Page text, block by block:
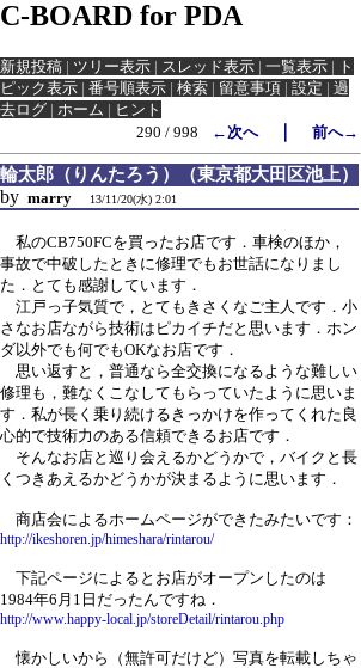
C-BOARD for PDA
新規投稿 | ツリー表示 | スレッド表示 | 一覧表示 | ト
ピック表示 | 番号順表示 | 検索 | 留意事項 | 設定 | 過
去ログ | ホーム | ヒント
290 / 998
←次へ｜ 前へ→
輪太郎（りんたろう）（東京都大田区池上）
by marry 13/11/20(水) 2:01
私のCB750FCを買ったお店です．車検のほか，
事故で中破したときに修理でもお世話になりまし
た．とても感謝しています．
江戸っ子気質で，とてもきさくなご主人です．小
さなお店ながら技術はピカイチだと思います．ホン
ダ以外でも何でもOKなお店です．
思い返すと，普通なら全交換になるような難しい
修理も，難なくこなしてもらっていたように思いま
す．私が長く乗り続けるきっかけを作ってくれた良
心的で技術力のある信頼できるお店です．
そんなお店と巡り会えるかどうかで，バイクと長
くつきあえるかどうかが決まるように思います．
商店会によるホームページができたみたいです：
http://ikeshoren.jp/himeshara/rintarou/
下記ページによるとお店がオープンしたのは
1984年6月1日だったんですね．
http://www.happy-local.jp/storeDetail/rintarou.php
懐かしいから（無許可だけど）写真を転載しちゃ